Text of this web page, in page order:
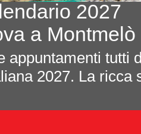
2027
a Montmelò
appuntamenti tutti
2027. La ricca